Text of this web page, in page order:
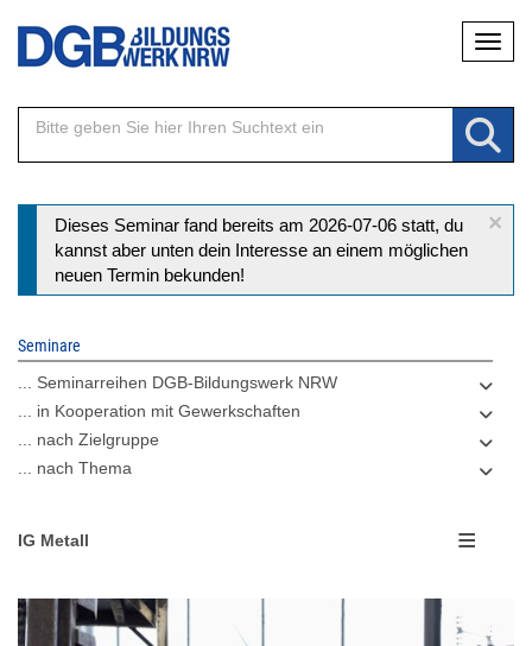
Direkt
Inhalt
×
Statusmeldung
Dieses Seminar fand bereits am 2026-07-06 statt, du
kannst aber unten dein Interesse an einem möglichen
neuen Termin bekunden!
Seminare
... Seminarreihen DGB-Bildungswerk NRW
... in Kooperation mit Gewerkschaften
... nach Zielgruppe
... nach Thema
IG Metall